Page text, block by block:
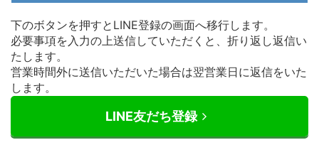
下のボタンを押すとLINE登録の画面へ移行します。
必要事項を入力の上送信していただくと、折り返し返信い
たします。
営業時間外に送信いただいた場合は翌営業日に返信をいた
します。
LINE友だち登録